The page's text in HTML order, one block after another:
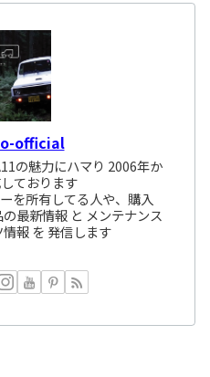
official
の魅力にハマり 2006年か
ております
を所有してる人や、購入
最新情報 と メンテナンス
報 を 発信します